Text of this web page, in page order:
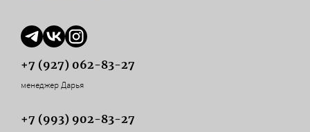
+7 (927) 062-83-27
менеджер Дарья
+7 (993) 902-83-27